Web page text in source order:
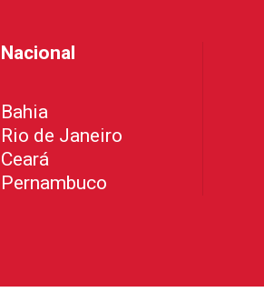
Nacional
Bahia
Rio de Janeiro
Ceará
Pernambuco